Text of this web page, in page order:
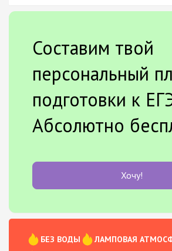
Составим твой
персональный
подготовки к
Абсолютно
Хочу!
БЕЗ ВОДЫ
ЛАМПОВАЯ